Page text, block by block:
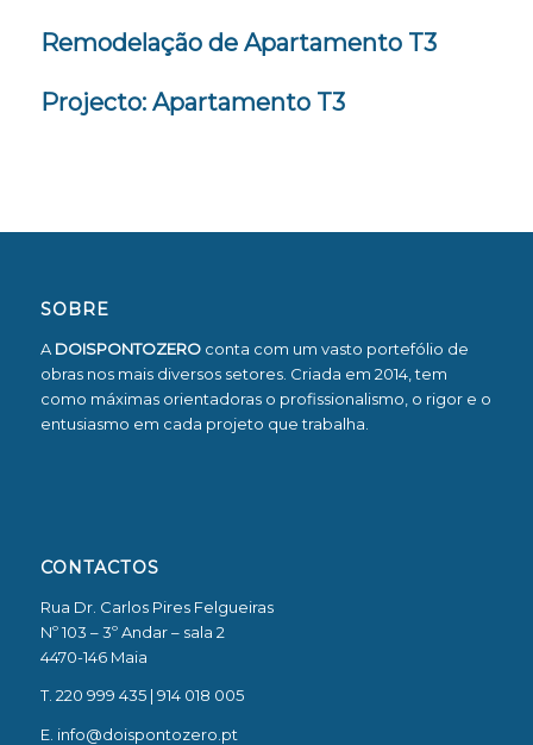
Remodelação de Apartamento T3
Projecto: Apartamento T3
SOBRE
A DOISPONTOZEROconta com um vasto portefólio de
obras nos mais diversos setores. Criada em 2014, tem
como máximas orientadoras o profissionalismo, o rigor e o
entusiasmo em cada projeto que trabalha.
CONTACTOS
Rua Dr. Carlos Pires Felgueiras
Nº 103 – 3º Andar – sala 2
4470-146 Maia
T. 220 999 435 | 914 018 005
E. info@doispontozero.pt